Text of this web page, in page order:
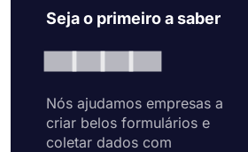
Seja o primeiro a saber
Nós ajudamos empresas a
criar belos formulários e
coletar dados com